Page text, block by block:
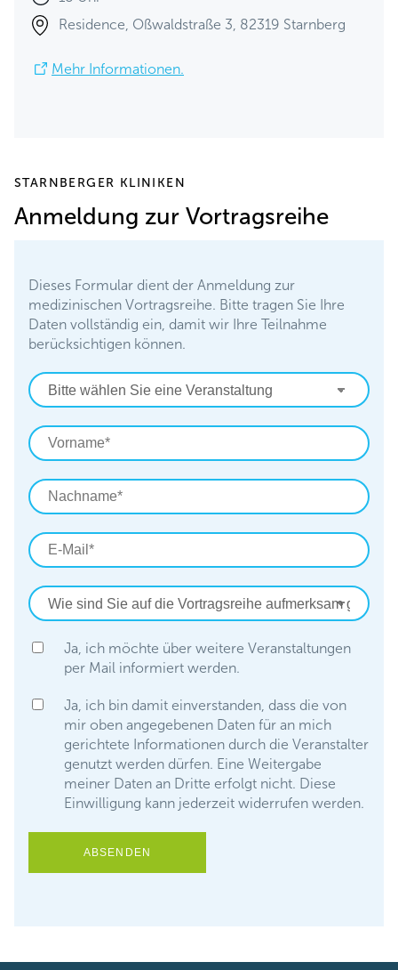
Residence, Oßwaldstraße 3, 82319 Starnberg
Mehr Informationen.
STARNBERGER KLINIKEN
Anmeldung zur Vortragsreihe
Dieses Formular dient der Anmeldung zur
medizinischen Vortragsreihe. Bitte tragen Sie Ihre
Daten vollständig ein, damit wir Ihre Teilnahme
berücksichtigen können.
Ja, ich möchte über weitere Veranstaltungen
per Mail informiert werden.
Ja, ich bin damit einverstanden, dass die von
mir oben angegebenen Daten für an mich
gerichtete Informationen durch die Veranstalter
genutzt werden dürfen. Eine Weitergabe
meiner Daten an Dritte erfolgt nicht. Diese
Einwilligung kann jederzeit widerrufen werden.
ABSENDEN